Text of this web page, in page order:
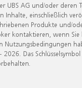
AG und/oder deren
einschließlich
Produkte und/
kontaktieren, wenn Sie
Nutzungsbedingungen
Das